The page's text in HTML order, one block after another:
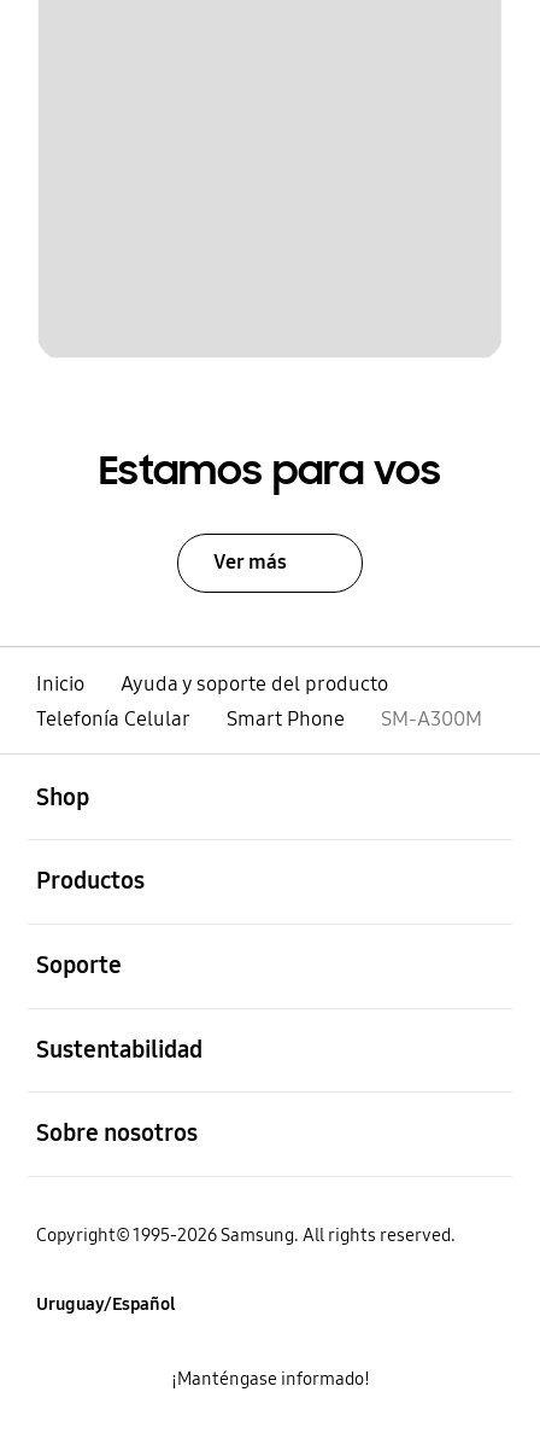
Estamos para vos
Ver más
Inicio
Ayuda y soporte del producto
Telefonía Celular
Smart Phone SM-A300M
Shop
Productos
Soporte
Sustentabilidad
Sobre nosotros
Copyright© 1995-2026 Samsung. All rights reserved.
Uruguay/Español
¡Manténgase informado!